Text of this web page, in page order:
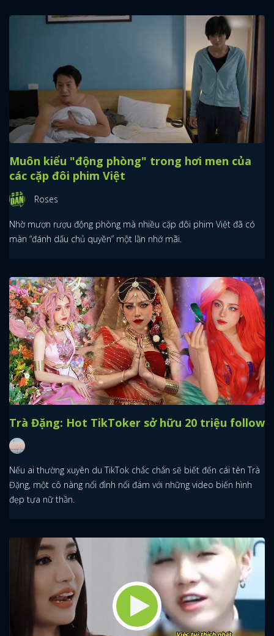
Muôn kiểu "động phòng" trong hơi men của
các cặp đôi phim Việt
Roses
Nhờ mượn rượu động phòng mà nhiều cặp đôi phim Việt đã có
màn “đánh dấu chủ quyền” một lần nhớ mãi.
Trà Đặng: Hot TikToker sở hữu 20 triệu follow
Nếu ai thường xuyên du TikTok chắc chắn sẽ biết đến cái tên Trà
Đặng, một cô nàng nổi đình nổi đám với những video biến hình
đẹp tựa nữ thần.